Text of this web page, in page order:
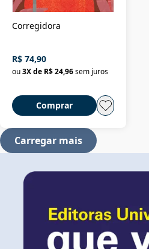
Corregidora
R$ 74,90
ou3X de R$ 24,96sem juros
Comprar